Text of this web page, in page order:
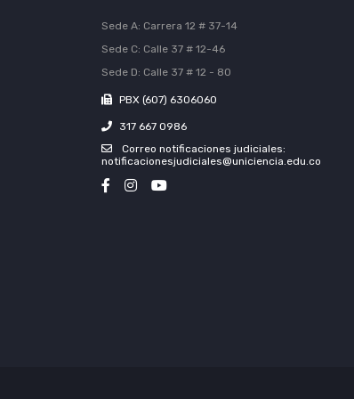
Sede A: Carrera 12 # 37-14
Sede C: Calle 37 # 12-46
Sede D: Calle 37 # 12 - 80
PBX (607) 6306060
317 667 0986
Correo notificaciones judiciales:
notificacionesjudiciales@uniciencia.edu.co